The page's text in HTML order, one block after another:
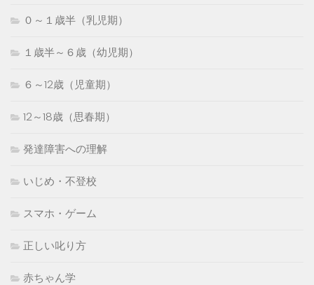
０～１歳半（乳児期）
１歳半～６歳（幼児期）
６～12歳（児童期）
12～18歳（思春期）
発達障害への理解
いじめ・不登校
スマホ・ゲーム
正しい叱り方
赤ちゃん学